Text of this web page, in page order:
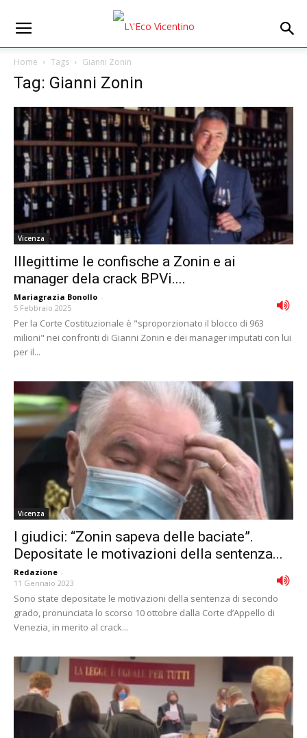
Home Tags Gianni Zonin
Tag: Gianni Zonin
Vicenza
Illegittime le confische a Zonin e ai
manager dela crack BPVi....
Mariagrazia Bonollo -
5 Febbraio 2025
Per la Corte Costituzionale è "sproporzionato il blocco di 963
milioni" nei confronti di Gianni Zonin e dei manager imputati con lui
per il...
Vicenza
I giudici: “Zonin sapeva delle baciate”.
Depositate le motivazioni della sentenza...
Redazione -
11 Gennaio 2023
Sono state depositate le motivazioni della sentenza di secondo
grado, pronunciata lo scorso 10 ottobre dalla Corte d’Appello di
Venezia, in merito al crack...